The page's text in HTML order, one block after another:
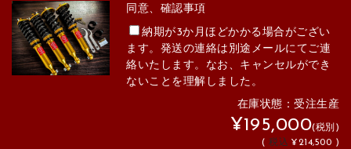
同意、確認事項
納期が3か月ほどかかる場合がござい
ます。発送の連絡は別途メールにてご連
絡いたします。なお、キャンセルができ
ないことを理解しました。
在庫状態：受注生産
¥195,000(税別)
(税込 ¥214,500 )